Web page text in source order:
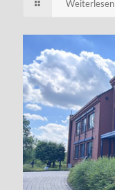
Weiterlesen